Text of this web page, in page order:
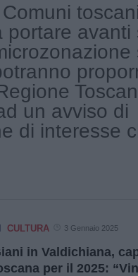
Comuni
portare avanti
un avviso di
di interesse
CULTURA 3 Gennaio 2025
in Valdichiana,
per il 2025: